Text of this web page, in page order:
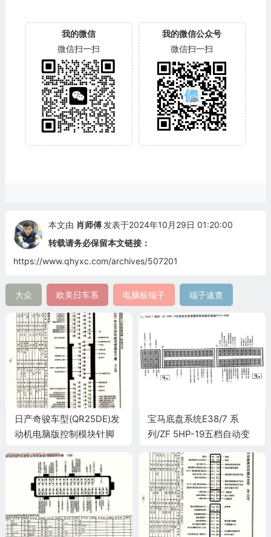
我的微信
微信扫一扫
我的微信公众号
微信扫一扫
本文由 肖师傅 发表于2024年10月29日 01:20:00
转载请务必保留本文链接：
https://www.qhyxc.com/archives/507201
大众 欧美日车系 电脑板端子 端子速查
日产奇骏车型(QR25DE)发
动机电脑版控制模块针脚
宝马底盘系统E38/7 系
列/ZF 5HP-19五档自动变
9+52+40针端子